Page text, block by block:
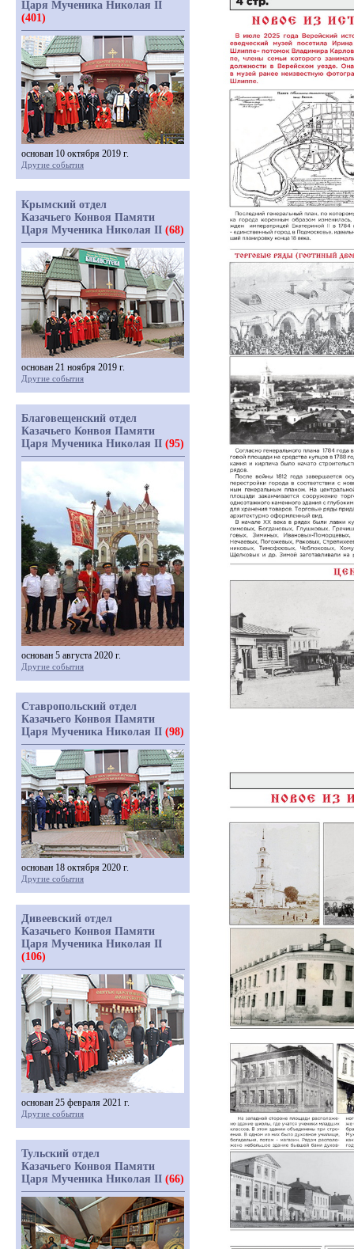
Царя Мученика Николая II
(401)
основан 10 октября 2019 г.
Другие события
Крымский отдел
Казачьего Конвоя Памяти
Царя Мученика Николая II (68)
основан 21 ноября 2019 г.
Другие события
Благовещенский отдел
Казачьего Конвоя Памяти
Царя Мученика Николая II (95)
основан 5 августа 2020 г.
Другие события
Ставропольский отдел
Казачьего Конвоя Памяти
Царя Мученика Николая II (98)
основан 18 октября 2020 г.
Другие события
Дивеевский отдел
Казачьего Конвоя Памяти
Царя Мученика Николая II
(106)
основан 25 февраля 2021 г.
Другие события
Тульский отдел
Казачьего Конвоя Памяти
Царя Мученика Николая II (66)